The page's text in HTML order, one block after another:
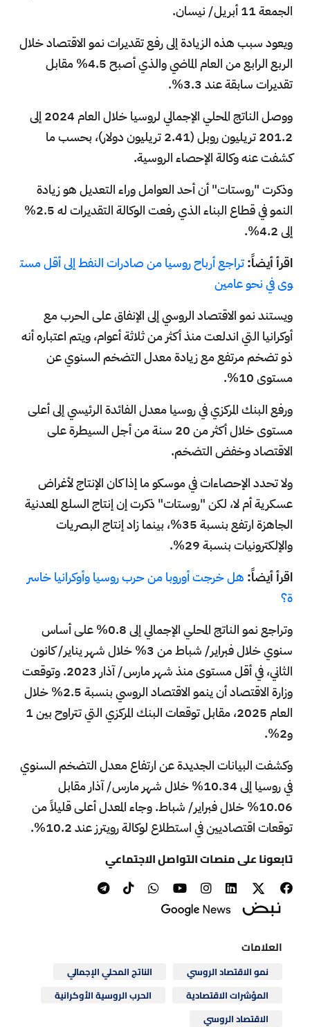
الجمعة 11 أبريل/ نيسان.
ويعود سبب هذه الزيادة إلى رفع تقديرات نمو الاقتصاد خلال
الربع الرابع من العام الماضي والذي أصبح 4.5% مقابل
تقديرات سابقة عند 3.3%.
ووصل الناتج المحلي الإجمالي لروسيا خلال العام 2024 إلى
201.2 تريليون روبل (2.41 تريليون دولار)، بحسب ما
كشفت عنه وكالة الإحصاء الروسية.
وذكرت "روستات" أن أحد العوامل وراء التعديل هو زيادة
النمو في قطاع البناء الذي رفعت الوكالة التقديرات له 2.5%
إلى 4.2%.
اقرأ أيضاً:تراجع أرباح روسيا من صادرات النفط إلى أقل مست
وى في نحو عامين
ويستند نمو الاقتصاد الروسي إلى الإنفاق على الحرب مع
أوكرانيا التي اندلعت منذ أكثر من ثلاثة أعوام، ويتم اعتباره أنه
ذو تضخم مرتفع مع زيادة معدل التضخم السنوي عن
مستوى 10%.
ورفع البنك المركزي في روسيا معدل الفائدة الرئيسي إلى أعلى
مستوى خلال أكثر من 20 سنة من أجل السيطرة على
الاقتصاد وخفض التضخم.
ولا تحدد الإحصاءات في موسكو ما إذا كان الإنتاج لأغراض
عسكرية أم لا، لكن "روستات" ذكرت إن إنتاج السلع المعدنية
الجاهزة ارتفع بنسبة 35%، بينما زاد إنتاج البصريات
والإلكترونيات بنسبة 29%.
اقرأ أيضاً: هل خرجت أوروبا من حرب روسيا وأوكرانيا خاسر
ة؟
وتراجع نمو الناتج المحلي الإجمالي إلى 0.8% على أساس
سنوي خلال فبراير/ شباط من 3% خلال شهر يناير/ كانون
الثاني، في أقل مستوى منذ شهر مارس/ آذار 2023. وتوقعت
وزارة الاقتصاد أن ينمو الاقتصاد الروسي بنسبة 2.5% خلال
العام 2025، مقابل توقعات البنك المركزي التي تتراوح بين 1
و2%.
وكشفت البيانات الجديدة عن ارتفاع معدل التضخم السنوي
في روسيا إلى 10.34% خلال شهر مارس/ آذار مقابل
10.06% خلال فبراير/ شباط. وجاء المعدل أعلى قليلاً من
توقعات اقتصاديين في استطلاع لوكالة رويترز عند 10.2%.
تابعونا على منصات التواصل الاجتماعي
العلامات
نمو الاقتصاد الروسي
الناتج المحلي الإجمالي
المؤشرات الاقتصادية
الحرب الروسية الأوكرانية
الاقتصاد الروسي